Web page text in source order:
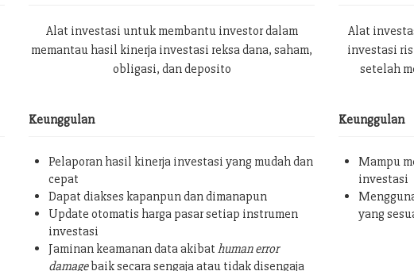
Alat investasi untuk membantu investor dalam
memantau hasil kinerja investasi reksa dana, saham,
obligasi, dan deposito
Keunggulan
Pelaporan hasil kinerja investasi yang mudah dan
cepat
Dapat diakses kapanpun dan dimanapun
Update otomatis harga pasar setiap instrumen
investasi
Jaminan keamanan data akibat human error
damagebaik secara sengaja atau tidak disengaja
Alat
investasi
setelah
Keunggulan
Mampu
investasi
yang